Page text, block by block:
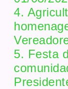
4.
5. Festa